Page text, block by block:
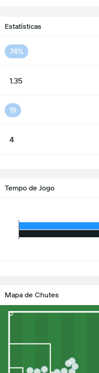
Estatísticas
74%
1.35
19
4
Tempo de Jogo
Mapa de Chutes